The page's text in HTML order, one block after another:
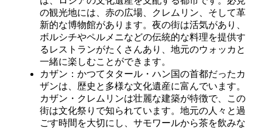
の観光地には、赤の広場、クレムリン、そして革
新的な博物館があります。夜の街は活気があり、
ボルシチやペルメニなどの伝統的な料理を提供す
るレストランがたくさんあり、地元のウォッカと
一緒に楽しむことができます。
カザン：かつてタタール・ハン国の首都だったカ
ザンは、歴史と多様な文化遺産に富んでいます。
カザン・クレムリンは壮麗な建築が特徴で、この
街は文化祭りで知られています。地元の人々と過
ごす時間を大切にし、サモワールから茶を飲みな